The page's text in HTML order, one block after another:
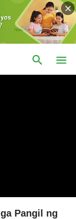
Pangil ng